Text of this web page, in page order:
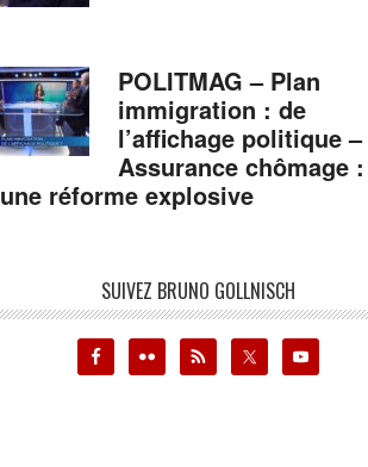
POLITMAG – Plan
immigration : de
l’affichage politique –
Assurance chômage :
une réforme explosive
SUIVEZ BRUNO GOLLNISCH